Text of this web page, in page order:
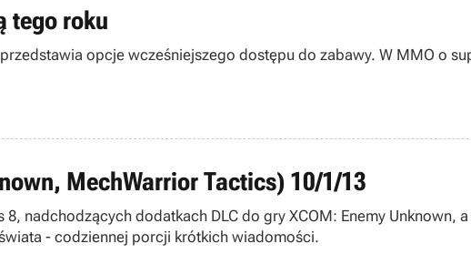
tego roku
opcje wcześniejszego dostępu do zabawy. W MMO o
MechWarrior Tactics) 10/1/13
nadchodzących dodatkach DLC do gry XCOM: Enemy Unknown,
- codziennej porcji krótkich wiadomości.